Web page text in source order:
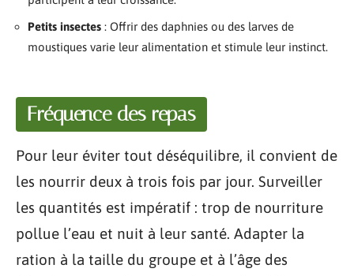
Petits insectes : Offrir des daphnies ou des larves de
moustiques varie leur alimentation et stimule leur instinct.
Fréquence des repas
Pour leur éviter tout déséquilibre, il convient de
les nourrir deux à trois fois par jour. Surveiller
les quantités est impératif : trop de nourriture
pollue l’eau et nuit à leur santé. Adapter la
ration à la taille du groupe et à l’âge des